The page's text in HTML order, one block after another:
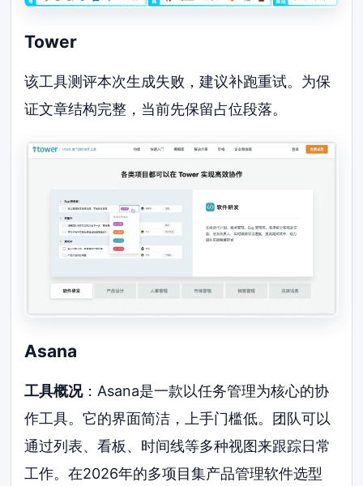
Tower
该工具测评本次生成失败，建议补跑重试。为保
证文章结构完整，当前先保留占位段落。
Asana
工具概况：Asana是一款以任务管理为核心的协
作工具。它的界面简洁，上手门槛低。团队可以
通过列表、看板、时间线等多种视图来跟踪日常
工作。在2026年的多项目集产品管理软件选型